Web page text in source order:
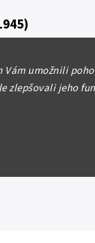
Vám umožnili
zlepšovali jeho